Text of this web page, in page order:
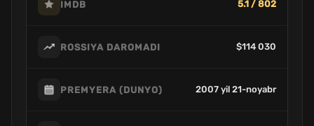
IMDB 5.1 / 802
ROSSIYA DAROMADI $114 030
PREMYERA (DUNYO) 2007 yil 21-noyabr